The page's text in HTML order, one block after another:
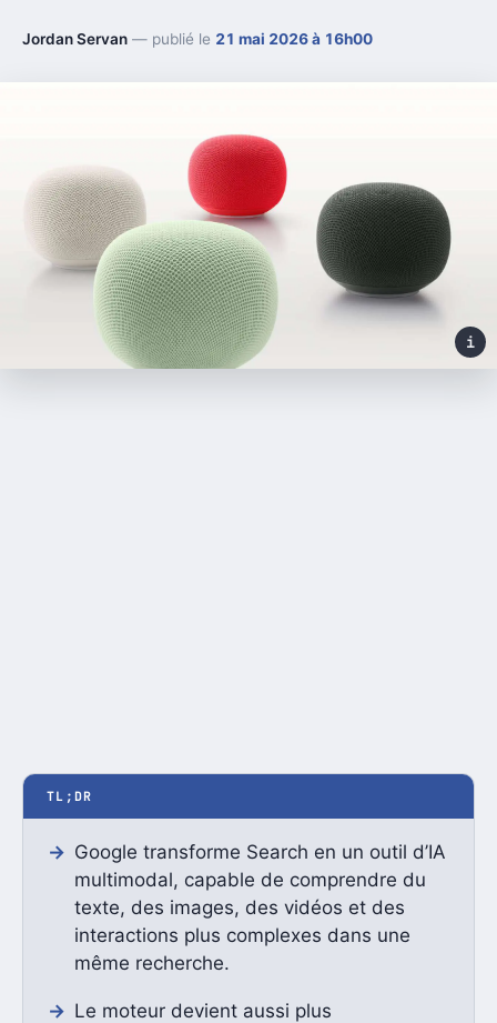
Jordan Servan — publié le 21 mai 2026 à 16h00
i
TL;DR
Google transforme Search en un outil d’IA
multimodal, capable de comprendre du
texte, des images, des vidéos et des
interactions plus complexes dans une
même recherche.
Le moteur devient aussi plus